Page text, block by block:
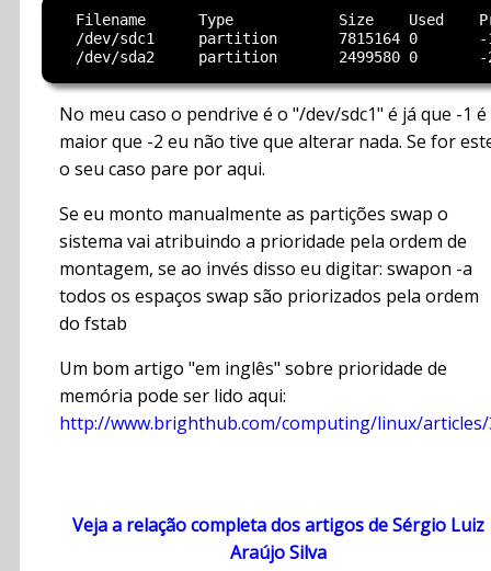
Filename      Type            Size    Used
/dev/sdc1     partition       7815164 0       -
No meu caso o pendrive é o "/dev/sdc1" é já que -1 é
maior que -2 eu não tive que alterar nada. Se for
o seu caso pare por aqui.
Se eu monto manualmente as partições swap o
sistema vai atribuindo a prioridade pela ordem de
montagem, se ao invés disso eu digitar: swapon -a
todos os espaços swap são priorizados pela ordem
do fstab
Um bom artigo "em inglês" sobre prioridade de
memória pode ser lido aqui:
http://www.brighthub.com/computing/linux/articles/
Veja a relação completa dos artigos de Sérgio Luiz
Araújo Silva